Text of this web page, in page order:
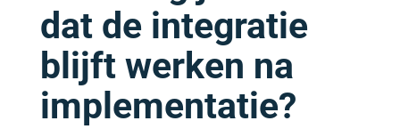
dat de integratie
blijft werken na
implementatie?